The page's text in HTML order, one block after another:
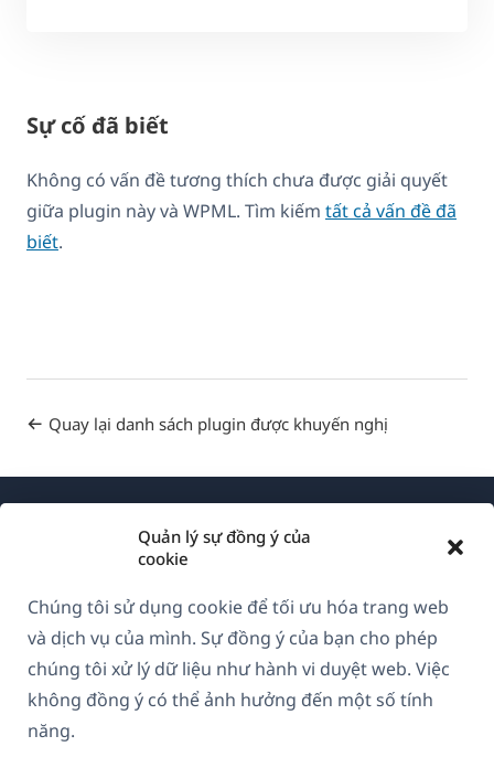
Quản lý sự đồng ý của
cookie
Chúng tôi sử dụng cookie để tối ưu hóa trang web
và dịch vụ của mình. Sự đồng ý của bạn cho phép
chúng tôi xử lý dữ liệu như hành vi duyệt web. Việc
không đồng ý có thể ảnh hưởng đến một số tính
năng.
Sự cố đã biết
Không có vấn đề tương thích chưa được giải quyết
giữa plugin này và WPML. Tìm kiếm tất cả vấn đề đã
biết.
Quay lại danh sách plugin được khuyến nghị
GDPR & Chính sách Bảo mật
Tham gia đội ngũ của chúng tôi(mở